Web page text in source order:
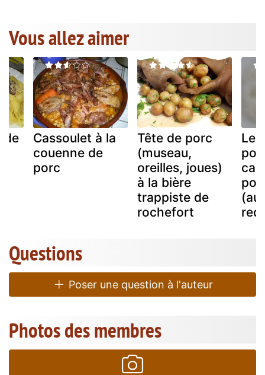
Vous allez aimer
de
Cassoulet à la
couenne de
porc
Tête de porc
(museau,
oreilles, joues)
à la bière
trappiste de
rochefort
Le
Questions
Poser une question à l'auteur
Photos des membres